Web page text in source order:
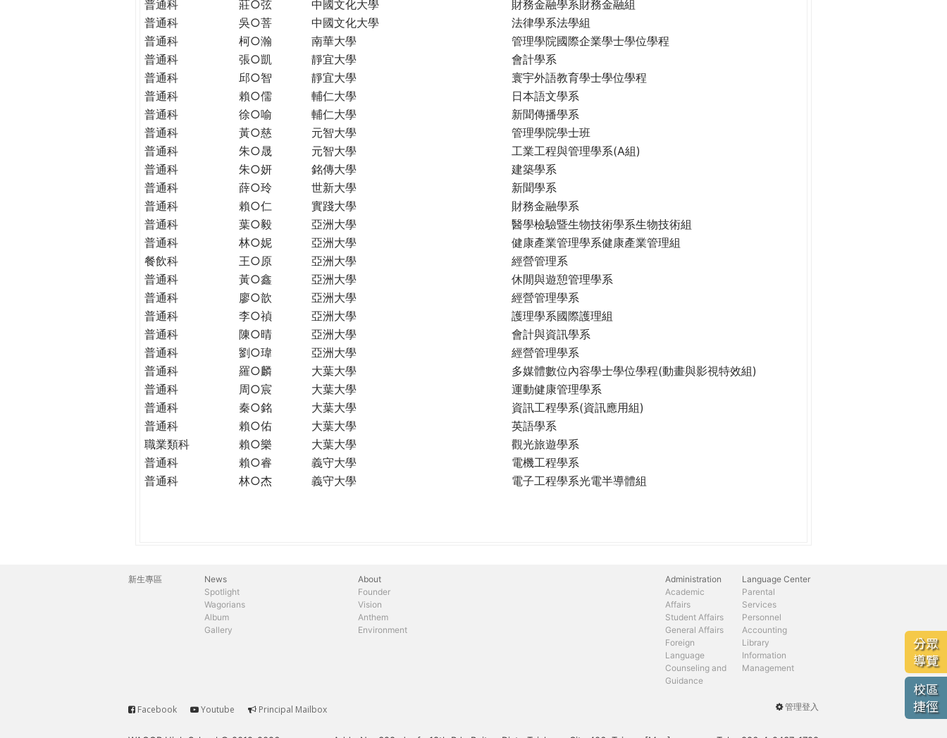
普通科
莊○弦 中國文化大學
財務金融學系財務金融組
普通科
吳○菩 中國文化大學
法律學系法學組
普通科
柯○瀚 南華大學
管理學院國際企業學士學位學程
普通科
張○凱 靜宜大學
會計學系
普通科
邱○智 靜宜大學
寰宇外語教育學士學位學程
普通科
賴○儒 輔仁大學
日本語文學系
普通科
徐○喻 輔仁大學
新聞傳播學系
普通科
黃○慈 元智大學
管理學院學士班
普通科
朱○晟 元智大學
工業工程與管理學系(A組)
普通科
朱○妍 銘傳大學
建築學系
普通科
薛○玲 世新大學
新聞學系
普通科
賴○仁 實踐大學
財務金融學系
普通科
葉○毅 亞洲大學
醫學檢驗暨生物技術學系生物技術組
普通科
林○妮 亞洲大學
健康產業管理學系健康產業管理組
餐飲科
王○原 亞洲大學
經營管理系
普通科
黃○鑫 亞洲大學
休閒與遊憩管理學系
普通科
廖○歆 亞洲大學
經營管理學系
普通科
李○禎 亞洲大學
護理學系國際護理組
普通科
陳○晴 亞洲大學
會計與資訊學系
普通科
劉○瑋 亞洲大學
經營管理學系
普通科
羅○麟 大葉大學
多媒體數位內容學士學位學程(動畫與影視特效組)
普通科
周○宸 大葉大學
運動健康管理學系
普通科
秦○銘 大葉大學
資訊工程學系(資訊應用組)
普通科
賴○佑 大葉大學
英語學系
職業類科
賴○樂 大葉大學
觀光旅遊學系
普通科
賴○睿 義守大學
電機工程學系
普通科
林○杰 義守大學 電子工程學系光電半導體組
分眾
導覽
校區
捷徑
主
新生專區
News
Spotlight
Wagorians
Album
Gallery
About
Founder
Vision
Anthem
Environment
Administration
Academic
Affairs
Student Affairs
General Affairs
Foreign
Language
Counseling and
Guidance
Parental
Services
Personnel
Accounting
Library
Information
Management
Language Center
User
管理登入
Service
Facebook Youtube Principal Mailbox